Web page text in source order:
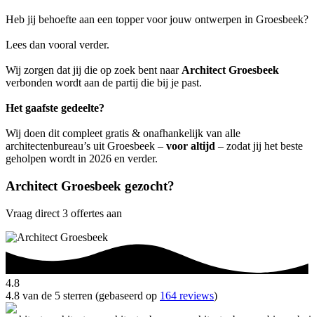
Heb jij behoefte aan een topper voor jouw ontwerpen in Groesbeek?
Lees dan vooral verder.
Wij zorgen dat jij die op zoek bent naar Architect Groesbeek
verbonden wordt aan de partij die bij je past.
Het gaafste gedeelte?
Wij doen dit compleet gratis & onafhankelijk van alle
architectenbureau’s uit Groesbeek – voor altijd – zodat jij het beste
geholpen wordt in 2026 en verder.
Architect Groesbeek gezocht?
Vraag direct 3 offertes aan
4.8
4.8 van de 5 sterren (gebaseerd op 164 reviews)